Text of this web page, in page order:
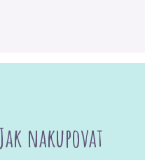
Jak nakupovat